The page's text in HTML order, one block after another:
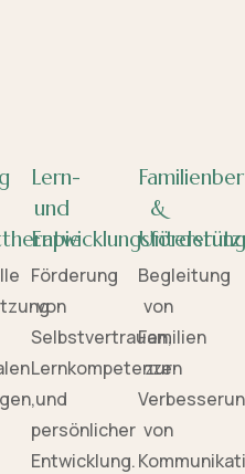
Lern-
und
Entwicklungsförderung
Förderung
von
Selbstvertrauen,
Lernkompetenzen
und
persönlicher
Entwicklung.
&
Begleitung
von
Familien
zur
von